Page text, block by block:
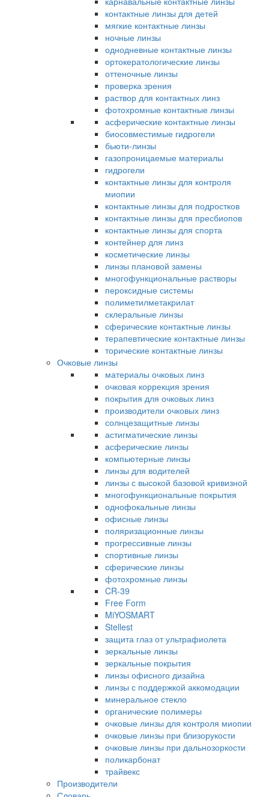
контактные линзы для детей
мягкие контактные линзы
ночные линзы
однодневные контактные линзы
ортокератологические линзы
оттеночные линзы
проверка зрения
раствор для контактных линз
фотохромные контактные линзы
асферические контактные линзы
биосовместимые гидрогели
бьюти-линзы
газопроницаемые материалы
гидрогели
контактные линзы для контроля
миопии
контактные линзы для подростков
контактные линзы для пресбиопов
контактные линзы для спорта
контейнер для линз
косметические линзы
линзы плановой замены
многофункциональные растворы
пероксидные системы
полиметилметакрилат
склеральные линзы
сферические контактные линзы
терапевтические контактные линзы
торические контактные линзы
Очковые линзы
материалы очковых линз
очковая коррекция зрения
покрытия для очковых линз
производители очковых линз
солнцезащитные линзы
астигматические линзы
асферические линзы
компьютерные линзы
линзы для водителей
линзы с высокой базовой кривизной
многофункциональные покрытия
однофокальные линзы
офисные линзы
поляризационные линзы
прогрессивные линзы
спортивные линзы
сферические линзы
фотохромные линзы
CR-39
Free Form
MiYOSMART
Stellest
защита глаз от ультрафиолета
зеркальные линзы
зеркальные покрытия
линзы офисного дизайна
линзы с поддержкой аккомодации
минеральное стекло
органические полимеры
очковые линзы для контроля миопии
очковые линзы при близорукости
очковые линзы при дальнозоркости
поликарбонат
трайвекс
Производители